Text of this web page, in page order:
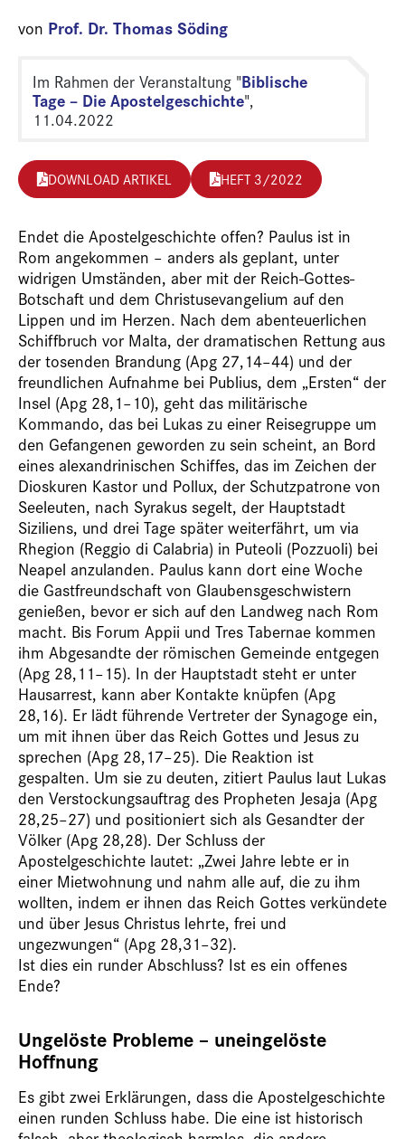
von Prof. Dr. Thomas Söding
Im Rahmen der Veranstaltung "Biblische
Tage – Die Apostelgeschichte",
11.04.2022
DOWNLOAD ARTIKEL HEFT 3/2022
Endet die Apostelgeschichte offen? Paulus ist in
Rom angekommen – anders als geplant, unter
widrigen Umständen, aber mit der Reich-Gottes-
Botschaft und dem Christusevangelium auf den
Lippen und im Herzen. Nach dem abenteuerlichen
Schiffbruch vor Malta, der dramatischen Rettung aus
der tosenden Brandung (Apg 27,14–44) und der
freundlichen Aufnahme bei Publius, dem „Ersten“ der
Insel (Apg 28,1–10), geht das militärische
Kommando, das bei Lukas zu einer Reisegruppe um
den Gefangenen geworden zu sein scheint, an Bord
eines alexandrinischen Schiffes, das im Zeichen der
Dioskuren Kastor und Pollux, der Schutzpatrone von
Seeleuten, nach Syrakus segelt, der Hauptstadt
Siziliens, und drei Tage später weiterfährt, um via
Rhegion (Reggio di Calabria) in Puteoli (Pozzuoli) bei
Neapel anzulanden. Paulus kann dort eine Woche
die Gastfreundschaft von Glaubensgeschwistern
genießen, bevor er sich auf den Landweg nach Rom
macht. Bis Forum Appii und Tres Tabernae kommen
ihm Abgesandte der römischen Gemeinde entgegen
(Apg 28,11–15). In der Hauptstadt steht er unter
Hausarrest, kann aber Kontakte knüpfen (Apg
28,16). Er lädt führende Vertreter der Synagoge ein,
um mit ihnen über das Reich Gottes und Jesus zu
sprechen (Apg 28,17–25). Die Reaktion ist
gespalten. Um sie zu deuten, zitiert Paulus laut Lukas
den Verstockungsauftrag des Propheten Jesaja (Apg
28,25–27) und positioniert sich als Gesandter der
Völker (Apg 28,28). Der Schluss der
Apostelgeschichte lautet: „Zwei Jahre lebte er in
einer Mietwohnung und nahm alle auf, die zu ihm
wollten, indem er ihnen das Reich Gottes verkündete
und über Jesus Christus lehrte, frei und
ungezwungen“ (Apg 28,31–32).
Ist dies ein runder Abschluss? Ist es ein offenes
Ende?
Ungelöste Probleme – uneingelöste
Hoffnung
Es gibt zwei Erklärungen, dass die Apostelgeschichte
einen runden Schluss habe. Die eine ist historisch